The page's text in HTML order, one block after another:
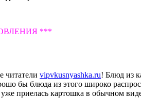
***
читатели vipvkusnyashka.ru! Блюд из
бы блюда из этого широко
приелась картошка в обычном